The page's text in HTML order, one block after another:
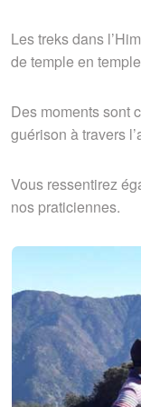
Les treks dans
de temple en
Des moments sont
guérison à travers
Vous ressentirez
nos praticiennes.